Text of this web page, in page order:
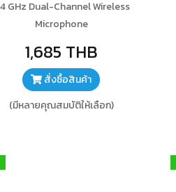
GHz Dual-Channel Wireless
Microphone
1,685 THB
สั่งซื้อสินค้า
(มีหลายคุณสมบัติให้เลือก)